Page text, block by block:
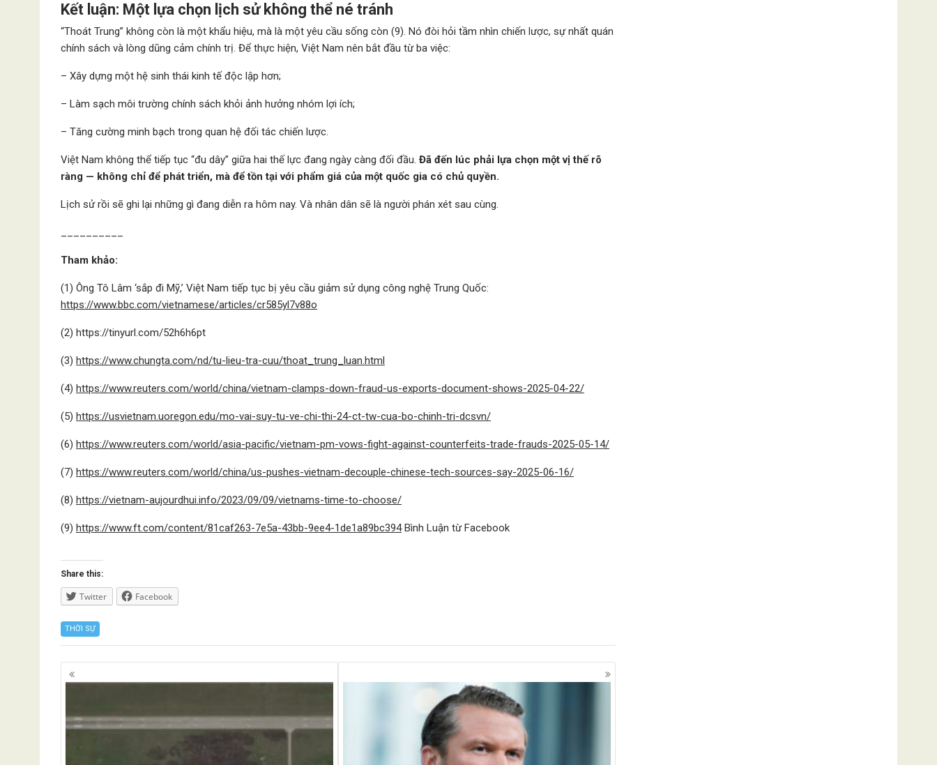
Kết luận: Một lựa chọn lịch sử không thể né tránh
“Thoát Trung” không còn là một khẩu hiệu, mà là một yêu cầu sống còn (9). Nó đòi hỏi tầm nhìn chiến lược, sự nhất quán
chính sách và lòng dũng cảm chính trị. Để thực hiện, Việt Nam nên bắt đầu từ ba việc:
– Xây dựng một hệ sinh thái kinh tế độc lập hơn;
– Làm sạch môi trường chính sách khỏi ảnh hưởng nhóm lợi ích;
– Tăng cường minh bạch trong quan hệ đối tác chiến lược.
Việt Nam không thể tiếp tục “đu dây” giữa hai thế lực đang ngày càng đối đầu. Đã đến lúc phải lựa chọn một vị thế rõ
ràng — không chỉ để phát triển, mà để tồn tại với phẩm giá của một quốc gia có chủ quyền.
Lịch sử rồi sẽ ghi lại những gì đang diễn ra hôm nay. Và nhân dân sẽ là người phán xét sau cùng.
Tham khảo:
(1) Ông Tô Lâm ‘sắp đi Mỹ,’ Việt Nam tiếp tục bị yêu cầu giảm sử dụng công nghệ Trung Quốc:
https://www.bbc.com/vietnamese/articles/cr585yl7v88o
(2) https://tinyurl.com/52h6h6pt
(3) https://www.chungta.com/nd/tu-lieu-tra-cuu/thoat_trung_luan.html
(4) https://www.reuters.com/world/china/vietnam-clamps-down-fraud-us-exports-document-shows-2025-04-22/
(5) https://usvietnam.uoregon.edu/mo-vai-suy-tu-ve-chi-thi-24-ct-tw-cua-bo-chinh-tri-dcsvn/
(6) https://www.reuters.com/world/asia-pacific/vietnam-pm-vows-fight-against-counterfeits-trade-frauds-2025-05-14/
(7) https://www.reuters.com/world/china/us-pushes-vietnam-decouple-chinese-tech-sources-say-2025-06-16/
(8) https://vietnam-aujourdhui.info/2023/09/09/vietnams-time-to-choose/
(9) https://www.ft.com/content/81caf263-7e5a-43bb-9ee4-1de1a89bc394Bình Luận từ Facebook
Share this:
Twitter Facebook
THỜI SỰ
Posts
navigation